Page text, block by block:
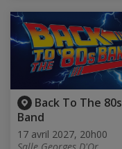
Back To The 80s
Band
17 avril 2027, 20h00